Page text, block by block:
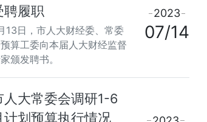
聘履职
13日，市人大财经委、常委
算工委向本届人大财经监督
颁发聘书。
2023
07/14
人大常委会调研1-6
计划预算执行情况